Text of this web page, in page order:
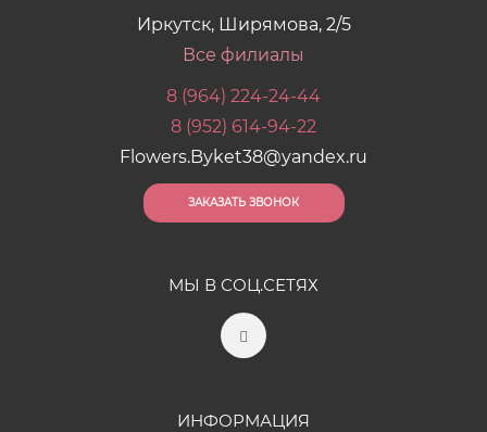
Иркутск, Ширямова, 2/5
Все филиалы
8 (964) 224-24-44
8 (952) 614-94-22
Flowers.Byket38@yandex.ru
ЗАКАЗАТЬ ЗВОНОК
МЫ В СОЦ.СЕТЯХ
ИНФОРМАЦИЯ